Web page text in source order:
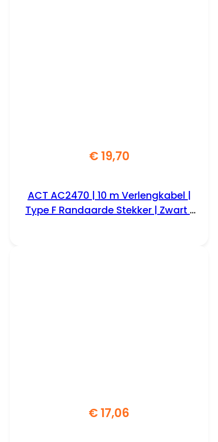
€19,70
ACT AC2470 | 10 m Verlengkabel |
Type F Randaarde Stekker | Zwart |
€17,06